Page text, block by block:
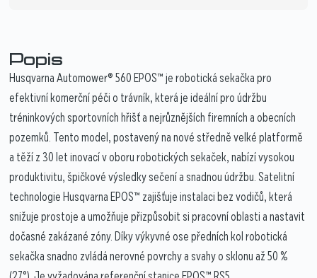
Popis
Husqvarna Automower® 560 EPOS™ je robotická sekačka pro
efektivní komerční péči o trávník, která je ideální pro údržbu
tréninkových sportovních hřišť a nejrůznějších firemních a obecních
pozemků. Tento model, postavený na nové středně velké platformě
a těží z 30 let inovací v oboru robotických sekaček, nabízí vysokou
produktivitu, špičkové výsledky sečení a snadnou údržbu. Satelitní
technologie Husqvarna EPOS™ zajišťuje instalaci bez vodičů, která
snižuje prostoje a umožňuje přizpůsobit si pracovní oblasti a nastavit
dočasné zakázané zóny. Díky výkyvné ose předních kol robotická
sekačka snadno zvládá nerovné povrchy a svahy o sklonu až 50 %